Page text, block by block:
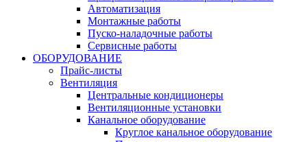
Автоматизация
Монтажные работы
Пуско-наладочные работы
Сервисные работы
ОБОРУДОВАНИЕ
Прайс-листы
Вентиляция
Центральные кондиционеры
Вентиляционные установки
Канальное оборудование
Круглое канальное оборудование